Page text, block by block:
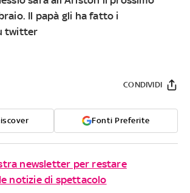
Il papà gli ha fatto i
twitter
Fonti Preferite
CONDIVIDI
newsletter per restare
notizie di spettacolo